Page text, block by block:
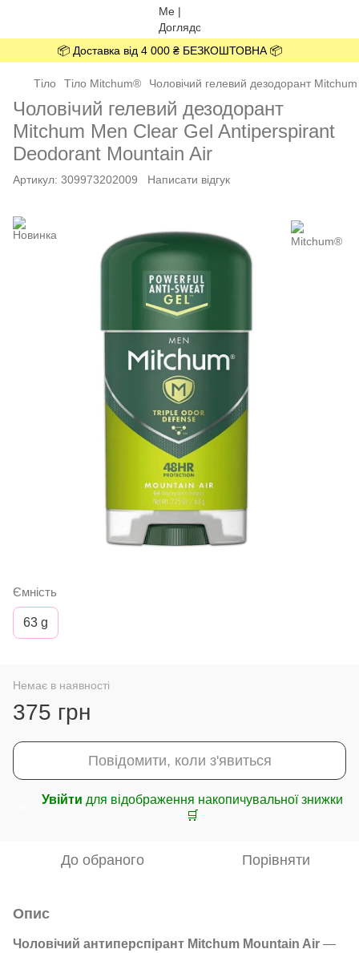
📦 Доставка від 4 000 ₴ БЕЗКОШТОВНА 📦
Тіло Тіло Mitchum® Чоловічий гелевий дезодорант
Чоловічий гелевий дезодорант
Mitchum Men Clear Gel Antiperspirant
Deodorant Mountain Air
Артикул: 309973202009 Написати відгук
Ємність
63 g
Немає в наявності
375 грн
Повідомити, коли з'явиться
Увійти для відображення накопичувальної знижки
🛒
До обраного Порівняти
Опис
Чоловічий антиперспірант Mitchum Mountain Air —